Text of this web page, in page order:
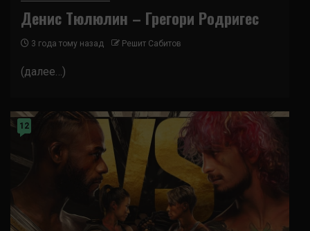
Денис Тюлюлин – Грегори Родригес
3 года тому назад Решит Сабитов
(далее…)
12